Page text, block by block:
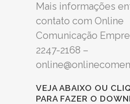
Mais informações
contato com Online
Comunicação
2247-2168 –
VEJA ABAIXO OU
PARA FAZER O